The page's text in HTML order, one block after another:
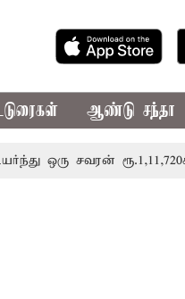
ஆண்டு சந்தா
சவரன் ரூ.1,11,720க்கு